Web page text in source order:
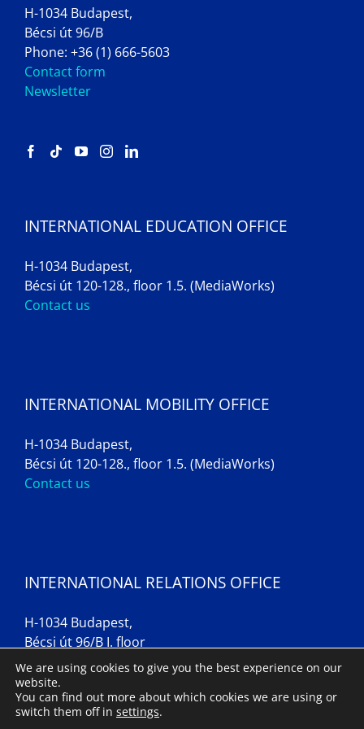
H-1034 Budapest,
Bécsi út 96/B
Phone: +36 (1) 666-5603
Contact form
Newsletter
INTERNATIONAL EDUCATION OFFICE
H-1034 Budapest,
Bécsi út 120-128., floor 1.5. (MediaWorks)
Contact us
INTERNATIONAL MOBILITY OFFICE
H-1034 Budapest,
Bécsi út 120-128., floor 1.5. (MediaWorks)
Contact us
INTERNATIONAL RELATIONS OFFICE
H-1034 Budapest,
Bécsi út 96/B I. floor
Contact us
We are using cookies to give you the best experience on our
website.
You can find out more about which cookies we are using or
switch them off in settings.